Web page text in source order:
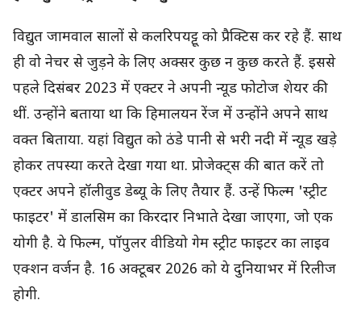
विद्युत जामवाल सालों से कलरिपयट्टू को प्रैक्टिस कर रहे हैं. साथ
ही वो नेचर से जुड़ने के लिए अक्सर कुछ न कुछ करते हैं. इससे
पहले दिसंबर 2023 में एक्टर ने अपनी न्यूड फोटोज शेयर की
थीं. उन्होंने बताया था कि हिमालयन रेंज में उन्होंने अपने साथ
वक्त बिताया. यहां विद्युत को ठंडे पानी से भरी नदी में न्यूड खड़े
होकर तपस्या करते देखा गया था. प्रोजेक्ट्स की बात करें तो
एक्टर अपने हॉलीवुड डेब्यू के लिए तैयार हैं. उन्हें फिल्म 'स्ट्रीट
फाइटर' में डालसिम का किरदार निभाते देखा जाएगा, जो एक
योगी है. ये फिल्म, पॉपुलर वीडियो गेम स्ट्रीट फाइटर का लाइव
एक्शन वर्जन है. 16 अक्टूबर 2026 को ये दुनियाभर में रिलीज
होगी.